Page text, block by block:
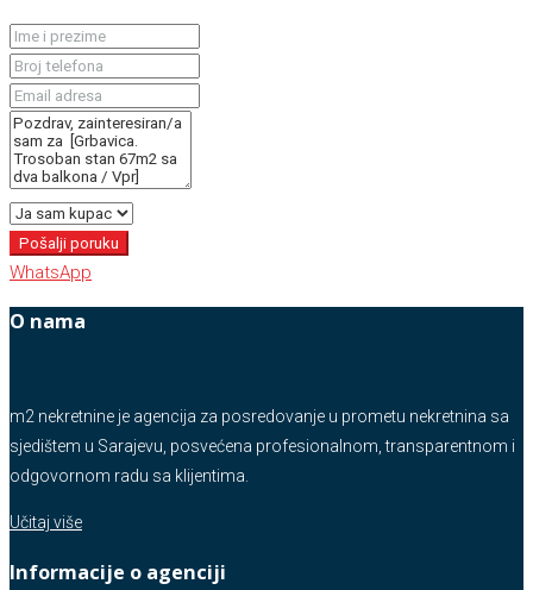
Pošalji poruku
WhatsApp
O nama
m2 nekretnine je agencija za posredovanje u prometu nekretnina sa
sjedištem u Sarajevu, posvećena profesionalnom, transparentnom i
odgovornom radu sa klijentima.
Učitaj više
Informacije o agenciji